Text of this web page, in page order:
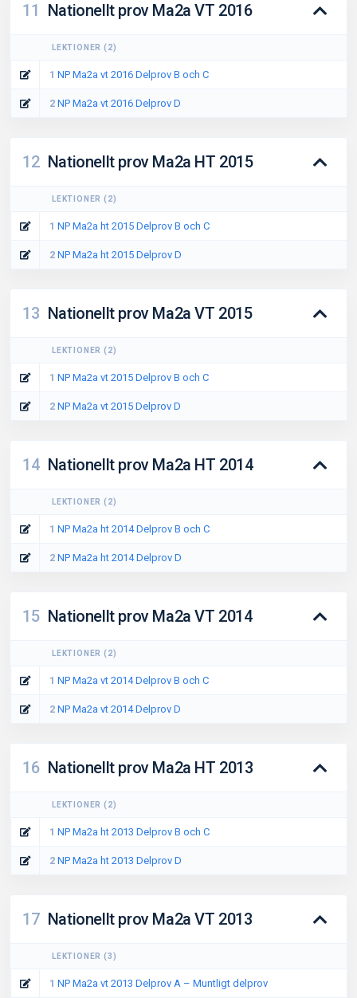
11 Nationellt prov Ma2a VT 2016
LEKTIONER (2)
1 NP Ma2a vt 2016 Delprov B och C
2 NP Ma2a vt 2016 Delprov D
12 Nationellt prov Ma2a HT 2015
LEKTIONER (2)
1 NP Ma2a ht 2015 Delprov B och C
2 NP Ma2a ht 2015 Delprov D
13 Nationellt prov Ma2a VT 2015
LEKTIONER (2)
1 NP Ma2a vt 2015 Delprov B och C
2 NP Ma2a vt 2015 Delprov D
14 Nationellt prov Ma2a HT 2014
LEKTIONER (2)
1 NP Ma2a ht 2014 Delprov B och C
2 NP Ma2a ht 2014 Delprov D
15 Nationellt prov Ma2a VT 2014
LEKTIONER (2)
1 NP Ma2a vt 2014 Delprov B och C
2 NP Ma2a vt 2014 Delprov D
16 Nationellt prov Ma2a HT 2013
LEKTIONER (2)
1 NP Ma2a ht 2013 Delprov B och C
2 NP Ma2a ht 2013 Delprov D
17 Nationellt prov Ma2a VT 2013
LEKTIONER (3)
1 NP Ma2a vt 2013 Delprov A – Muntligt delprov